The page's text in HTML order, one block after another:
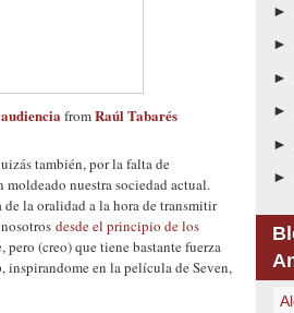
fromRaúl Tabarés
también, por la falta de
nuestra sociedad actual.
la oralidad a la hora de transmitir
desde el principio de los
(creo) que tiene bastante fuerza
inspirandome en la película de Seven,
►
►
►
►
►
►